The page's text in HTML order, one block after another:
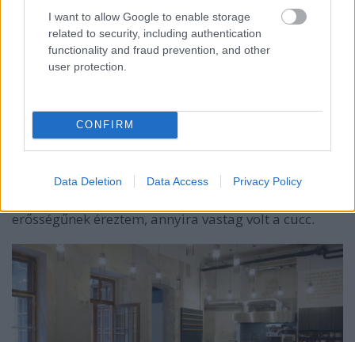
I want to allow Google to enable storage
related to security, including authentication
functionality and fraud prevention, and other
user protection.
CONFIRM
Data Deletion Data Access Privacy Policy
inni. Különleges kávékat is tesznek a darálóba,
kezdőknek inkább egy jó kis filteres kávét javaslok,
nagyon kellemes erősség és ízek, ráadásul fél óráig
kérjenek presszót, én erre a kérésemre valamiért
erősségűnek éreztem, annyira vastag volt a cucc.